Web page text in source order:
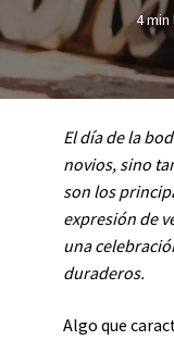
4
El día de la
novios, sino
son los
expresión de
una
duraderos.
Algo que